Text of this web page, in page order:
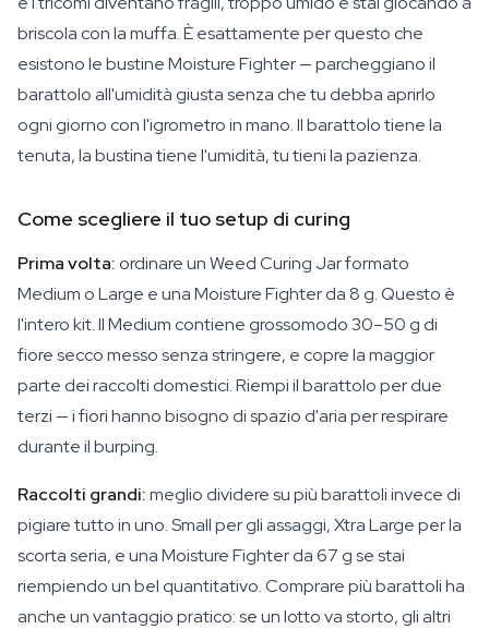
briscola con la muffa. È esattamente per questo che
esistono le bustine Moisture Fighter — parcheggiano il
barattolo all'umidità giusta senza che tu debba aprirlo
ogni giorno con l'igrometro in mano. Il barattolo tiene la
tenuta, la bustina tiene l'umidità, tu tieni la pazienza.
Come scegliere il tuo setup di curing
Prima volta: ordinare un Weed Curing Jar formato
Medium o Large e una Moisture Fighter da 8 g. Questo è
l'intero kit. Il Medium contiene grossomodo 30–50 g di
fiore secco messo senza stringere, e copre la maggior
parte dei raccolti domestici. Riempi il barattolo per due
terzi — i fiori hanno bisogno di spazio d'aria per respirare
durante il burping.
Raccolti grandi:meglio dividere su più barattoli invece di
pigiare tutto in uno. Small per gli assaggi, Xtra Large per la
scorta seria, e una Moisture Fighter da 67 g se stai
riempiendo un bel quantitativo. Comprare più barattoli ha
anche un vantaggio pratico: se un lotto va storto, gli altri